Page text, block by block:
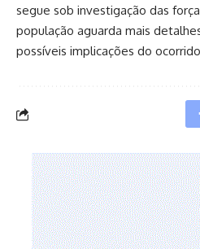
segue sob investigação das
população aguarda mais
possíveis implicações do